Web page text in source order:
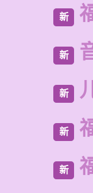
新
新
新
新
新